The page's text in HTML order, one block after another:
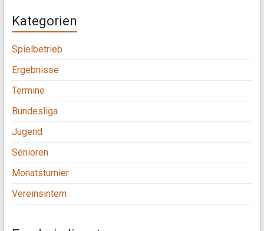
Kategorien
Spielbetrieb
Ergebnisse
Termine
Bundesliga
Jugend
Senioren
Monatsturnier
Vereinsintern